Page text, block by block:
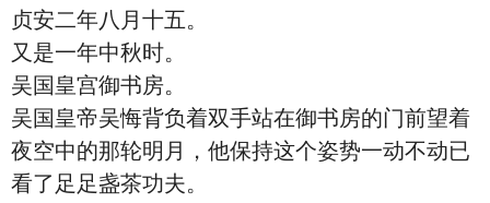
贞安二年八月十五。
又是一年中秋时。
吴国皇宫御书房。
吴国皇帝吴悔背负着双手站在御书房的门前望着
夜空中的那轮明月，他保持这个姿势一动不动已
看了足足盏茶功夫。